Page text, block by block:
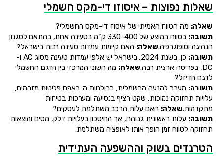
שאלות נפוצות – איסוזו די-מקס חשמלי
שאלה: מה הטווח האמיתי של איסוזו די-מקס החשמלי?
תשובה:
בטווח ממוצע של 330-400 ק"מ בטעינה אחת, בהתאם לסגנון
הנהיגה וטופוגרפיה.שאלה: האם קיימות עמדות טעינה רבות בישראל?
תשובה:
כן. בשנת 2024, בישראל יש אלפי עמדות טעינה מסוג AC ו-
DC, בפריסה ארצית רבה.
שאלה: מה השוני המרכזי בין הדגם החשמלי
לדגם הדיזל?
תשובה: מעבר להנעה החשמלית, הבולטות הן באפס פליטות מזהמים,
עלויות תחזוקה נמוכות, שקט רציף בנסיעה ומערכות בטיחות
מתקדמות.שאלה: האם עלות הרכב משתלמת לעסקים?
תשובה: עלות ראשונית גבוהה, אך החיסכון בעלויות דלק, מסים והוצאות
תחזוקה לטווח זמן הופך אותו לאופציה משתלמת.
הטרנדים בשוק וההשפעה העתידית